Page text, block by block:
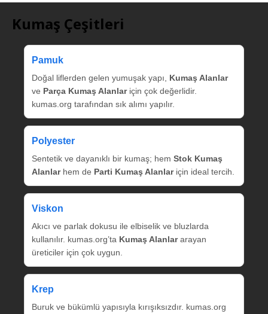
Kumaş Çeşitleri
Pamuk
Doğal liflerden gelen yumuşak yapı, Kumaş Alanlar
ve Parça Kumaş Alanlariçin çok değerlidir.
kumas.org tarafından sık alımı yapılır.
Polyester
Sentetik ve dayanıklı bir kumaş; hem Stok Kumaş
Alanlarhem de Parti Kumaş Alanlariçin ideal tercih.
Viskon
Akıcı ve parlak dokusu ile elbiselik ve bluzlarda
kullanılır. kumas.org’ta Kumaş Alanlararayan
üreticiler için çok uygun.
Krep
Buruk ve bükümlü yapısıyla kırışıksızdır. kumas.org